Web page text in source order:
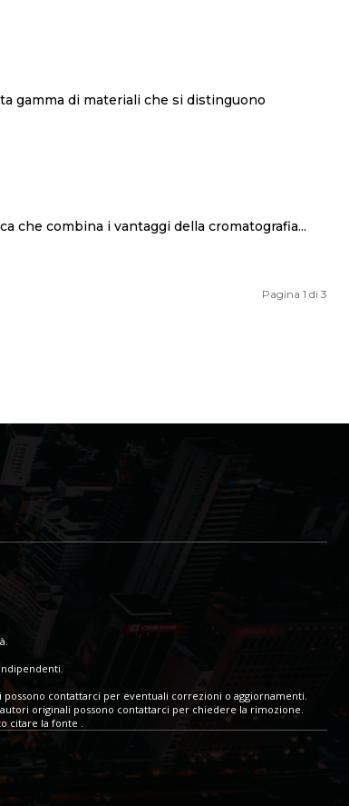
di analisi microscopica che combina i vantaggi della cromatografia...
Pagina 1 di 3
contattarci per eventuali correzioni o aggiornamenti.
originali possono contattarci per chiedere la rimozione.
citare la fonte .